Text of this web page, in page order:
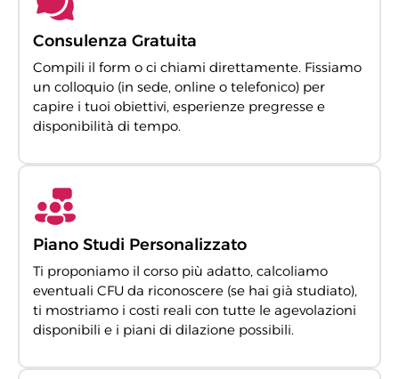
Consulenza Gratuita
Compili il form o ci chiami direttamente. Fissiamo
un colloquio (in sede, online o telefonico) per
capire i tuoi obiettivi, esperienze pregresse e
disponibilità di tempo.
Piano Studi Personalizzato
Ti proponiamo il corso più adatto, calcoliamo
eventuali CFU da riconoscere (se hai già studiato),
ti mostriamo i costi reali con tutte le agevolazioni
disponibili e i piani di dilazione possibili.